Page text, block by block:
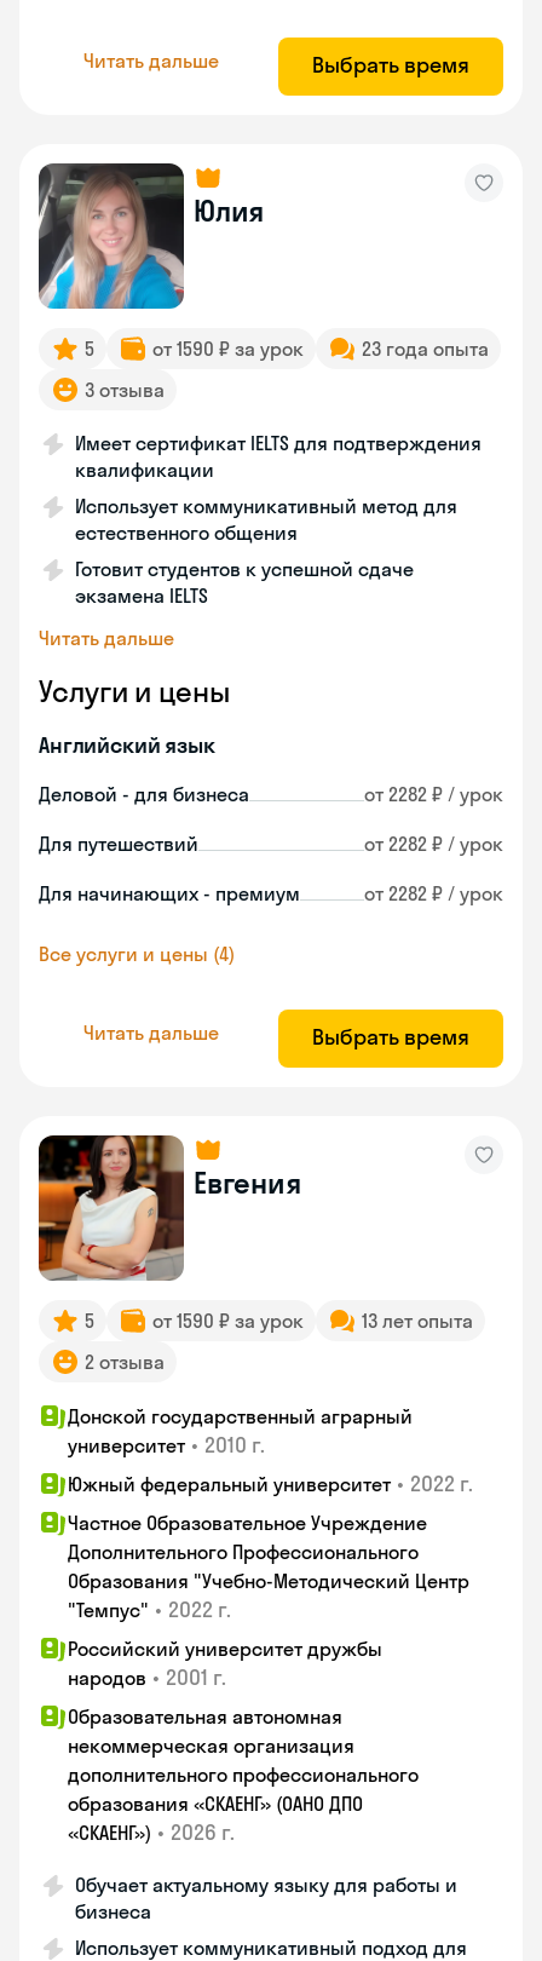
Читать дальше Выбрать время
Юлия
5 от 1590 ₽ за урок
23 года опыта
3 отзыва
Имеет сертификат IELTS для подтверждения
квалификации
Использует коммуникативный метод для
естественного общения
Готовит студентов к успешной сдаче
экзамена IELTS
Читать дальше
Услуги и цены
Английский язык
Деловой - для бизнеса от 2282 ₽ / урок
Для путешествий от 2282 ₽ / урок
Для начинающих - премиум от 2282 ₽ / урок
Все услуги и цены (4)
Читать дальше Выбрать время
Евгения
5 от 1590 ₽ за урок
13 лет опыта
2 отзыва
Донской государственный аграрный
университет • 2010 г.
Южный федеральный университет • 2022 г.
Частное Образовательное Учреждение
Дополнительного Профессионального
Образования "Учебно-Методический Центр
"Темпус" • 2022 г.
Российский университет дружбы
народов • 2001 г.
Образовательная автономная
некоммерческая организация
дополнительного профессионального
образования «СКАЕНГ» (ОАНО ДПО
«СКАЕНГ») • 2026 г.
Обучает актуальному языку для работы и
бизнеса
Использует коммуникативный подход для